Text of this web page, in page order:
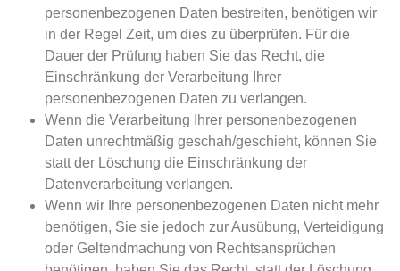
personenbezogenen Daten bestreiten, benötigen wir
in der Regel Zeit, um dies zu überprüfen. Für die
Dauer der Prüfung haben Sie das Recht, die
Einschränkung der Verarbeitung Ihrer
personenbezogenen Daten zu verlangen.
Wenn die Verarbeitung Ihrer personenbezogenen
Daten unrechtmäßig geschah/geschieht, können Sie
statt der Löschung die Einschränkung der
Datenverarbeitung verlangen.
Wenn wir Ihre personenbezogenen Daten nicht mehr
benötigen, Sie sie jedoch zur Ausübung, Verteidigung
oder Geltendmachung von Rechtsansprüchen